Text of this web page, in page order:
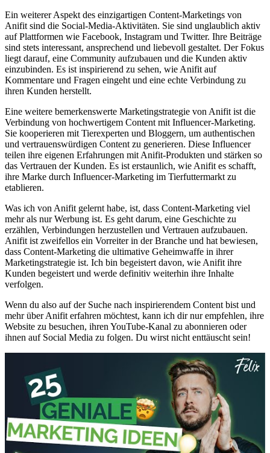
Ein weiterer Aspekt des einzigartigen Content-Marketings von
Anifit sind die Social-Media-Aktivitäten. Sie sind unglaublich aktiv
auf Plattformen wie Facebook, Instagram und Twitter. Ihre Beiträge
sind stets interessant, ansprechend und liebevoll gestaltet. Der Fokus
liegt darauf, eine Community aufzubauen und die Kunden aktiv
einzubinden. Es ist inspirierend zu sehen, wie Anifit auf
Kommentare und Fragen eingeht und eine echte Verbindung zu
ihren Kunden herstellt.
Eine weitere bemerkenswerte Marketingstrategie von Anifit ist die
Verbindung von hochwertigem Content mit Influencer-Marketing.
Sie kooperieren mit Tierexperten und Bloggern, um authentischen
und vertrauenswürdigen Content zu generieren. Diese Influencer
teilen ihre eigenen Erfahrungen mit Anifit-Produkten und stärken so
das Vertrauen der Kunden. Es ist erstaunlich, wie Anifit es schafft,
ihre Marke durch Influencer-Marketing im Tierfuttermarkt zu
etablieren.
Was ich von Anifit gelernt habe, ist, dass Content-Marketing viel
mehr als nur Werbung ist. Es geht darum, eine Geschichte zu
erzählen, Verbindungen herzustellen und Vertrauen aufzubauen.
Anifit ist zweifellos ein Vorreiter in der Branche und hat bewiesen,
dass Content-Marketing die ultimative Geheimwaffe in ihrer
Marketingstrategie ist. Ich bin begeistert davon, wie Anifit ihre
Kunden begeistert und werde definitiv weiterhin ihre Inhalte
verfolgen.
Wenn du also auf der Suche nach inspirierendem Content bist und
mehr über Anifit erfahren möchtest, kann ich dir nur empfehlen, ihre
Website zu besuchen, ihren YouTube-Kanal zu abonnieren oder
ihnen auf Social Media zu folgen. Du wirst nicht enttäuscht sein!